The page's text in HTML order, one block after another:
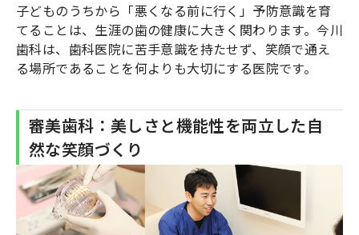
子どものうちから「悪くなる前に行く」予防意識を育
てることは、生涯の歯の健康に大きく関わります。今川
歯科は、歯科医院に苦手意識を持たせず、笑顔で通え
る場所であることを何よりも大切にする医院です。
審美歯科：美しさと機能性を両立した自
然な笑顔づくり